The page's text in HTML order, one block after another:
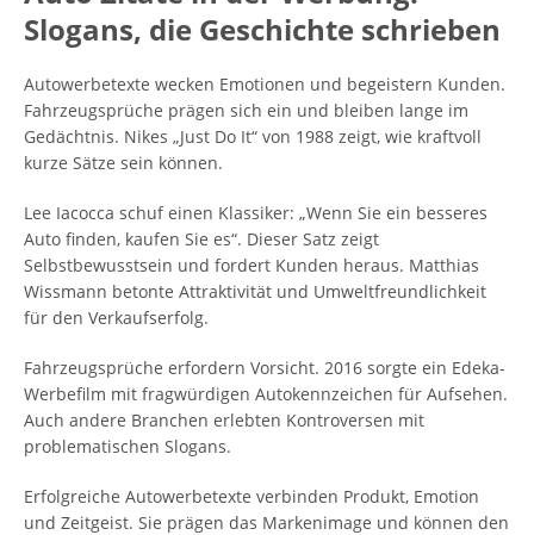
Slogans, die Geschichte schrieben
Autowerbetexte wecken Emotionen und begeistern Kunden.
Fahrzeugsprüche prägen sich ein und bleiben lange im
Gedächtnis. Nikes „Just Do It“ von 1988 zeigt, wie kraftvoll
kurze Sätze sein können.
Lee Iacocca schuf einen Klassiker: „Wenn Sie ein besseres
Auto finden, kaufen Sie es“. Dieser Satz zeigt
Selbstbewusstsein und fordert Kunden heraus. Matthias
Wissmann betonte Attraktivität und Umweltfreundlichkeit
für den Verkaufserfolg.
Fahrzeugsprüche erfordern Vorsicht. 2016 sorgte ein Edeka-
Werbefilm mit fragwürdigen Autokennzeichen für Aufsehen.
Auch andere Branchen erlebten Kontroversen mit
problematischen Slogans.
Erfolgreiche Autowerbetexte verbinden Produkt, Emotion
und Zeitgeist. Sie prägen das Markenimage und können den